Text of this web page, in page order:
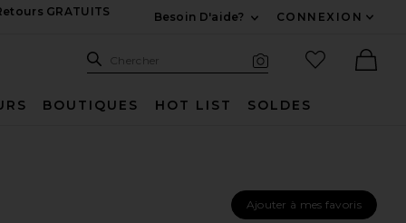
GRATUITS
Besoin D'aide?
CONNEXION
Recherche
Chercher
Articles
BOUTIQUES HOT LIST SOLDES
Ajouter à mes favoris